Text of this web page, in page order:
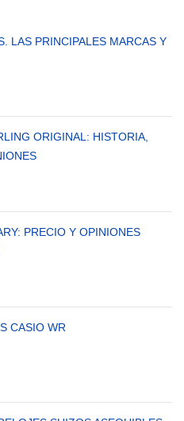
LAS PRINCIPALES MARCAS Y
ORIGINAL: HISTORIA,
PRECIO Y OPINIONES
CASIO WR